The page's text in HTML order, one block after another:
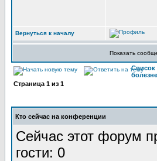
Вернуться к началу
Показать
Список
Страница 1 из 1
Кто сейчас на конференции
Сейчас этот форум
гости: 0